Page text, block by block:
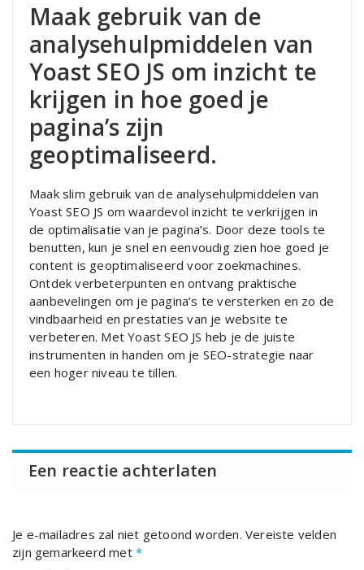
Maak gebruik van de
analysehulpmiddelen van
Yoast SEO JS om inzicht te
krijgen in hoe goed je
pagina’s zijn
geoptimaliseerd.
Maak slim gebruik van de analysehulpmiddelen van
Yoast SEO JS om waardevol inzicht te verkrijgen in
de optimalisatie van je pagina’s. Door deze tools te
benutten, kun je snel en eenvoudig zien hoe goed je
content is geoptimaliseerd voor zoekmachines.
Ontdek verbeterpunten en ontvang praktische
aanbevelingen om je pagina’s te versterken en zo de
vindbaarheid en prestaties van je website te
verbeteren. Met Yoast SEO JS heb je de juiste
instrumenten in handen om je SEO-strategie naar
een hoger niveau te tillen.
Een reactie achterlaten
Je e-mailadres zal niet getoond worden. Vereiste velden
zijn gemarkeerd met *